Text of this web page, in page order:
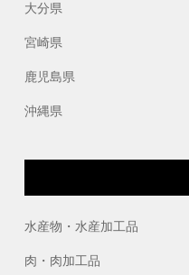
大分県
宮崎県
鹿児島県
沖縄県
水産物・水産加工品
肉・肉加工品